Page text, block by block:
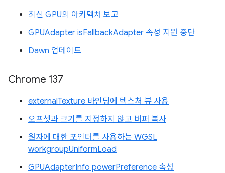
최신 GPU의 아키텍처 보고
GPUAdapter isFallbackAdapter 속성 지원 중단
Dawn 업데이트
Chrome 137
externalTexture 바인딩에 텍스처 뷰 사용
오프셋과 크기를 지정하지 않고 버퍼 복사
원자에 대한 포인터를 사용하는 WGSL
workgroupUniformLoad
GPUAdapterInfo powerPreference 속성